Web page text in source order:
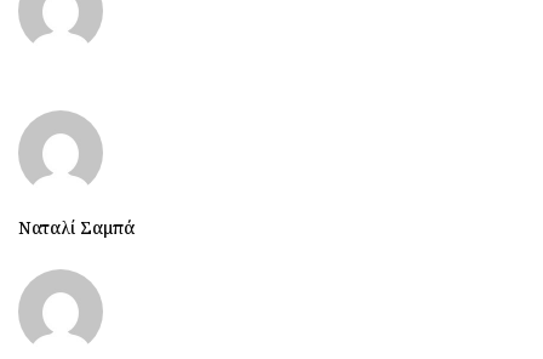
Ναταλί Σαμπά